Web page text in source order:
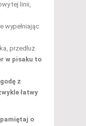
tej linii,
wypełniając
przedłuż
w pisaku to
z
łatwy
o